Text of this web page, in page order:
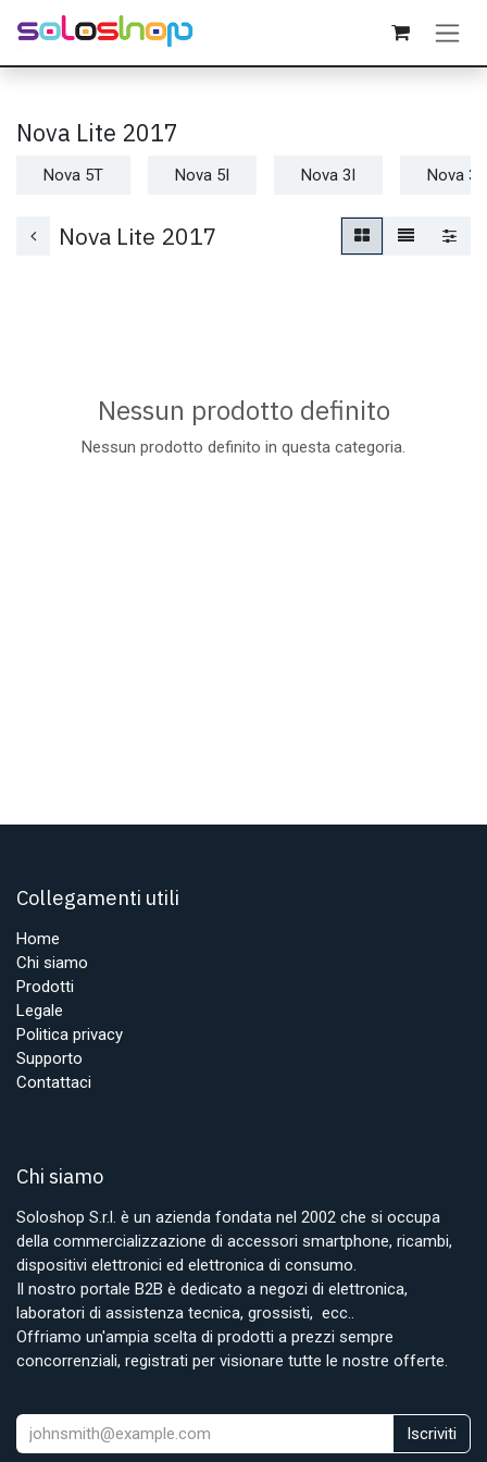
Passa al contenuto
Nova Lite 2017
Nova 5T Nova 5I Nova 3I Nova 3
Nova Lite 2017
Nessun prodotto definito
Nessun prodotto definito in questa categoria.
Collegamenti utili
Home
Chi siamo
Prodotti
Legale
Politica privacy
Supporto
Contattaci
Chi siamo
Soloshop S.r.l. è un azienda fondata nel 2002 che si occupa
della commercializzazione di accessori smartphone, ricambi,
dispositivi elettronici ed elettronica di consumo.
Il nostro portale B2B è dedicato a negozi di elettronica,
laboratori di assistenza tecnica, grossisti, ecc..
Offriamo un'ampia scelta di prodotti a prezzi sempre
concorrenziali, registrati per visionare tutte le nostre offerte.
Iscriviti